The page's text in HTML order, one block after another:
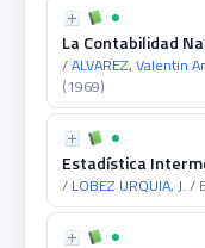
La Contabilidad
/ALVAREZ, Valentin
(1969)
Estadística
/ LOBEZ URQUIA, J. /